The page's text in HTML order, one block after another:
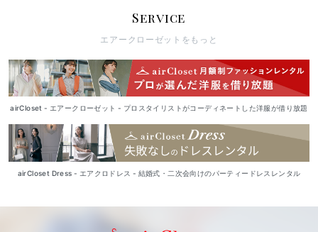
Service
エアークローゼットをもっと
airCloset - エアークローゼット - プロスタイリストがコーディネートした洋服が借り放題
airCloset Dress - エアクロドレス - 結婚式・二次会向けのパーティードレスレンタル